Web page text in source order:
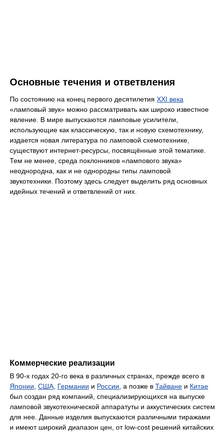
Основные течения и ответвления
По состоянию на конец первого десятилетия XXI века
«ламповый звук» можно рассматривать как широко известное
явление. В мире выпускаются ламповые усилители,
использующие как классическую, так и новую схемотехнику,
издается новая литература по ламповой схемотехнике,
существуют интернет-ресурсы, посвящённые этой тематике.
Тем не менее, среда поклонников «лампового звука»
неоднородна, как и не однородны типы ламповой
звукотехники. Поэтому здесь следует выделить ряд основных
идейных течений и ответвлений от них.
Коммерческие реализации
В 90-х годах 20-го века в различных странах, прежде всего в
Японии США Германии и России , а позже в Тайване и Китае
был создан ряд компаний, специализирующихся на выпуске
ламповой звукотехнической аппаратуты и аккустических систем
для нее. Данные изделия выпускаются различными тиражами
и имеют широкий диапазон цен, от low-cost решений китайских